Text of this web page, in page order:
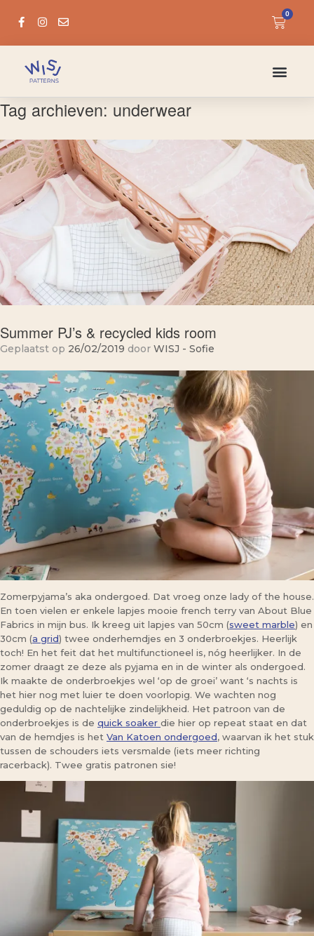
0
Tag archieven: underwear
Summer PJ’s & recycled kids room
Geplaatst op 26/02/2019 door WISJ - Sofie
Zomerpyjama’s aka ondergoed. Dat vroeg onze lady of the house.
En toen vielen er enkele lapjes mooie french terry van About Blue
Fabrics in mijn bus. Ik kreeg uit lapjes van 50cm (sweet marble) en
30cm (a grid) twee onderhemdjes en 3 onderbroekjes. Heerlijk
toch! En het feit dat het multifunctioneel is, nóg heerlijker. In de
zomer draagt ze deze als pyjama en in de winter als ondergoed.
Ik maakte de onderbroekjes wel ‘op de groei’ want ‘s nachts is
het hier nog met luier te doen voorlopig. We wachten nog
geduldig op de nachtelijke zindelijkheid. Het patroon van de
onderbroekjes is de quick soaker die hier op repeat staat en dat
van de hemdjes is het Van Katoen ondergoed, waarvan ik het stuk
tussen de schouders iets versmalde (iets meer richting
racerback). Twee gratis patronen sie!